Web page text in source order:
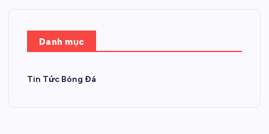
Danh mục
Tin Tức Bóng Đá